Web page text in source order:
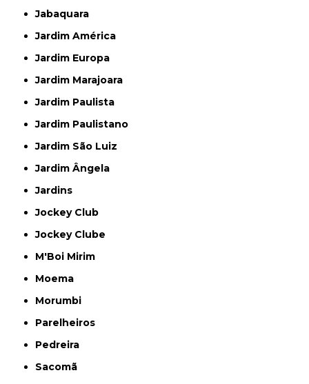
Jabaquara
Jardim América
Jardim Europa
Jardim Marajoara
Jardim Paulista
Jardim Paulistano
Jardim São Luiz
Jardim Ângela
Jardins
Jockey Club
Jockey Clube
M'Boi Mirim
Moema
Morumbi
Parelheiros
Pedreira
Sacomã